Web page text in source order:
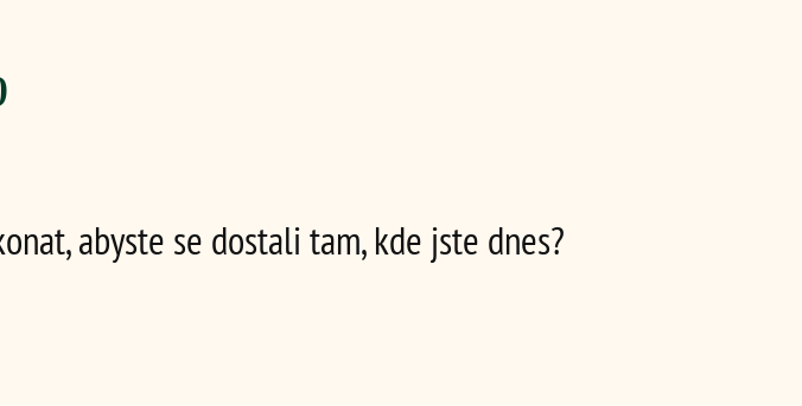
abyste se dostali tam, kde jste dnes?